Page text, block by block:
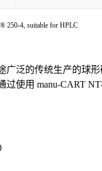
250-4, suitable for HPLC
广泛的传统生产的球
过使用 manu-CART